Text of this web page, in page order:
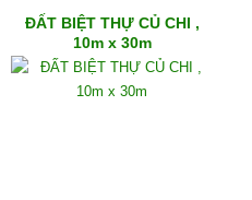
ĐẤT BIỆT THỰ CỦ CHI ,
10m x 30m